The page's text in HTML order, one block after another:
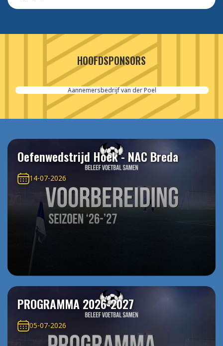
HOOFDSPONSORS
Aannemersbedrijf van der Poel
Oefenwedstrijd Hoek - NAC Breda
14-07-2026
PROGRAMMA 2026-2027
05-07-2026